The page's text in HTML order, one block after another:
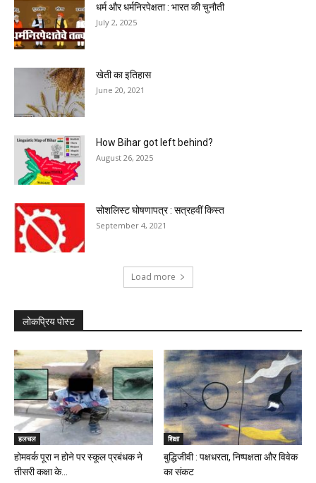
धर्म और धर्मनिरपेक्षता : भारत की चुनौती
July 2, 2025
खेती का इतिहास
June 20, 2021
How Bihar got left behind?
August 26, 2025
सोशलिस्ट घोषणापत्र : सत्रहवीं किस्त
September 4, 2021
Load more
लोकप्रिय पोस्ट
हलचल
होमवर्क पूरा न होने पर स्कूल प्रबंधक ने
तीसरी कक्षा के...
शिक्षा
बुद्धिजीवी : पक्षधरता, निष्पक्षता और विवेक
का संकट